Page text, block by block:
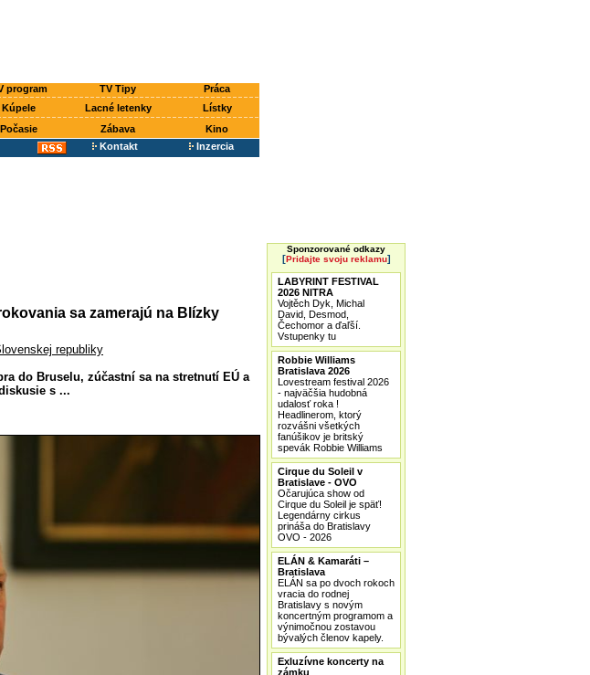
program TV Tipy
Práca
Kúpele Lacné letenky
Lístky
Počasie Zábava
Kino
Kontakt Inzercia
sa zamerajú na Blízky
republiky
do Bruselu, zúčastní sa na stretnutí EÚ a
s ...
Sponzorované odkazy
[Pridajte svoju reklamu]
LABYRINT FESTIVAL
2026 NITRA
Vojtěch Dyk, Michal
David, Desmod,
Čechomor a ďaľší.
Vstupenky tu
Robbie Williams
Bratislava 2026
Lovestream festival 2026
- najväčšia hudobná
udalosť roka !
Headlinerom, ktorý
rozvášni všetkých
fanúšikov je britský
spevák Robbie Williams
Cirque du Soleil v
Bratislave - OVO
Očarujúca show od
Cirque du Soleil je späť!
Legendárny cirkus
prináša do Bratislavy
OVO - 2026
ELÁN & Kamaráti –
Bratislava
ELÁN sa po dvoch rokoch
vracia do rodnej
Bratislavy s novým
koncertným programom a
výnimočnou zostavou
bývalých členov kapely.
Exluzívne koncerty na
zámku